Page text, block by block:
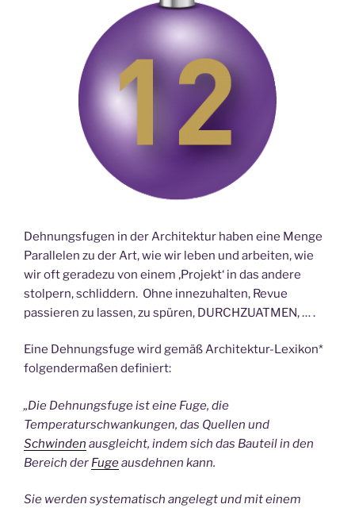
Dehnungsfugen in der Architektur haben eine Menge
Parallelen zu der Art, wie wir leben und arbeiten, wie
wir oft geradezu von einem ‚Projekt‘ in das andere
stolpern, schliddern. Ohne innezuhalten, Revue
passieren zu lassen, zu spüren, DURCHZUATMEN, … .
Eine Dehnungsfuge wird gemäß Architektur-Lexikon*
folgendermaßen definiert:
„Die Dehnungsfuge ist eine Fuge, die
Temperaturschwankungen, das Quellen und
Schwinden ausgleicht, indem sich das Bauteil in den
Bereich der Fugeausdehnen kann.
Sie werden systematisch angelegt und mit einem